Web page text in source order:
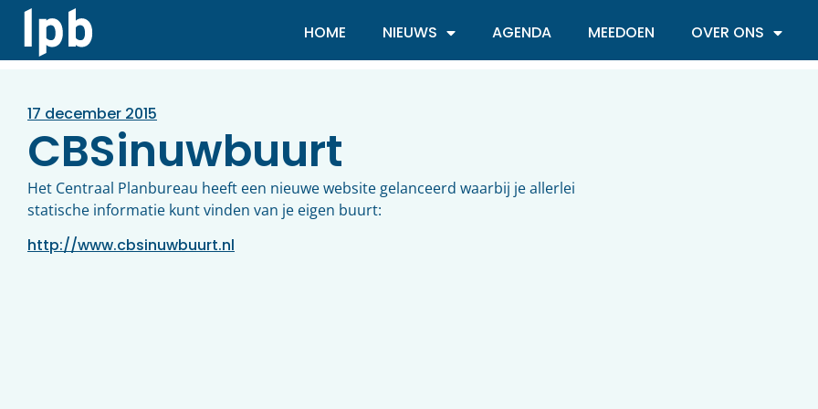
HOME NIEUWS AGENDA MEEDOEN OVER ONS
17 december 2015
CBSinuwbuurt
Het Centraal Planbureau heeft een nieuwe website gelanceerd waarbij je allerlei
statische informatie kunt vinden van je eigen buurt:
http://www.cbsinuwbuurt.nl